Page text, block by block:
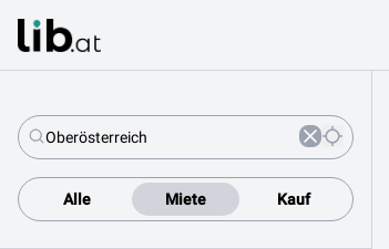
Alle Miete Kauf